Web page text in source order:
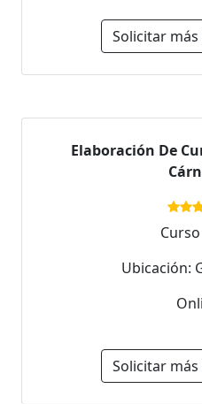
Solicitar
Elaboración De
Ubicación:
Solicitar